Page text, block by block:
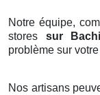
Notre équipe,
stores sur
problème sur
Nos artisans